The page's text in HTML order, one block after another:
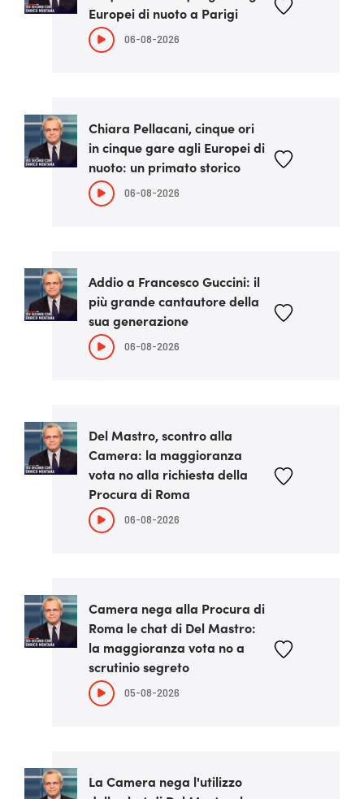
Europei di nuoto a Parigi
06-08-2026
Chiara Pellacani, cinque ori
in cinque gare agli Europei di
nuoto: un primato storico
06-08-2026
Addio a Francesco Guccini: il
più grande cantautore della
sua generazione
06-08-2026
Del Mastro, scontro alla
Camera: la maggioranza
vota no alla richiesta della
Procura di Roma
06-08-2026
Camera nega alla Procura di
Roma le chat di Del Mastro:
la maggioranza vota no a
scrutinio segreto
05-08-2026
La Camera nega l'utilizzo